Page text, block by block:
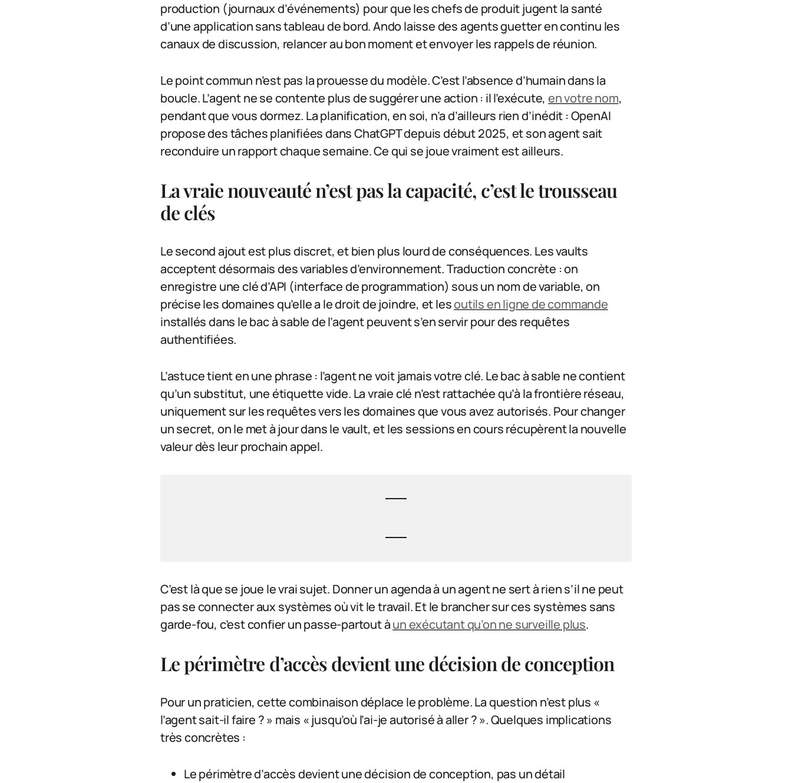
production (journaux d’événements) pour que les chefs de produit jugent la santé
d’une application sans tableau de bord. Ando laisse des agents guetter en continu les
canaux de discussion, relancer au bon moment et envoyer les rappels de réunion.
Le point commun n’est pas la prouesse du modèle. C’est l’absence d’humain dans la
boucle. L’agent ne se contente plus de suggérer une action : il l’exécute, en votre nom,
pendant que vous dormez. La planification, en soi, n’a d’ailleurs rien d’inédit : OpenAI
propose des tâches planifiées dans ChatGPT depuis début 2025, et son agent sait
reconduire un rapport chaque semaine. Ce qui se joue vraiment est ailleurs.
La vraie nouveauté n’est pas la capacité, c’est le trousseau
de clés
Le second ajout est plus discret, et bien plus lourd de conséquences. Les vaults
acceptent désormais des variables d’environnement. Traduction concrète : on
enregistre une clé d’API (interface de programmation) sous un nom de variable, on
précise les domaines qu’elle a le droit de joindre, et lesoutils en ligne de commande
installés dans le bac à sable de l’agent peuvent s’en servir pour des requêtes
authentifiées.
L’astuce tient en une phrase : l’agent ne voit jamais votre clé. Le bac à sable ne contient
qu’un substitut, une étiquette vide. La vraie clé n’est rattachée qu’à la frontière réseau,
uniquement sur les requêtes vers les domaines que vous avez autorisés. Pour changer
un secret, on le met à jour dans le vault, et les sessions en cours récupèrent la nouvelle
valeur dès leur prochain appel.
C’est là que se joue le vrai sujet. Donner un agenda à un agent ne sert à rien s’il ne peut
pas se connecter aux systèmes où vit le travail. Et le brancher sur ces systèmes sans
garde-fou, c’est confier un passe-partout àun exécutant qu’on ne surveille plus.
Le périmètre d’accès devient une décision de conception
Pour un praticien, cette combinaison déplace le problème. La question n’est plus «
l’agent sait-il faire ? » mais « jusqu’où l’ai-je autorisé à aller ? ». Quelques implications
très concrètes :
Le périmètre d’accès devient une décision de conception, pas un détail